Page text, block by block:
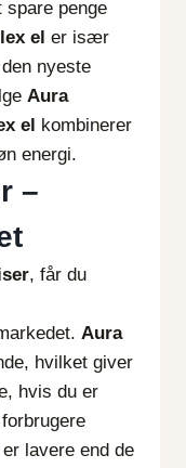
spare penge
el er især
nyeste
Aura
el kombinerer
energi.
–
, får du
Aura
hvilket giver
hvis du er
er lavere end de